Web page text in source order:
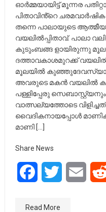
ഓർമ്മയായിട്ട് മൂന്നര
പിതാവിൻ്റെ
തന്നെ പാലായുടെ
വയലിൽപ്പിതാവ്. പാലാ
കുടുംബങ്ങ ളായിരുന്നു
ദത്താവകാശമുറക്ക്
മൂലയിൽ കുഞ്ഞുദേവസ്യാ
അവരുടെ മകൻ വയലിൽ
പള്ളിപ്പേരു
വാത്സല്യത്തോടെ വിളിച്ചത്
വൈദികനായപ്പോൾ
മാണി […]
Share News
FacebookTwitter Email
Read More